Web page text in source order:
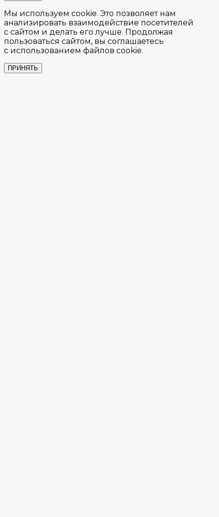
Мы используем cookie. Это позволяет нам
анализировать взаимодействие посетителей
с сайтом и делать его лучше. Продолжая
пользоваться сайтом, вы соглашаетесь
с использованием файлов cookie.
ПРИНЯТЬ